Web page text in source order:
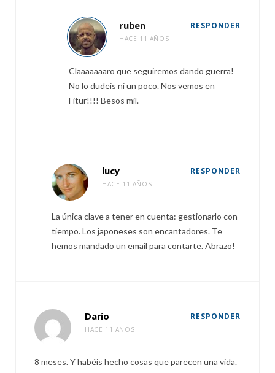
ruben
HACE 11 AÑOS
RESPONDER
Claaaaaaaro que seguiremos dando guerra!
No lo dudeis ni un poco. Nos vemos en
Fitur!!!! Besos mil.
lucy
HACE 11 AÑOS
RESPONDER
La única clave a tener en cuenta: gestionarlo con
tiempo. Los japoneses son encantadores. Te
hemos mandado un email para contarte. Abrazo!
Darío
HACE 11 AÑOS
RESPONDER
8 meses. Y habéis hecho cosas que parecen una vida.